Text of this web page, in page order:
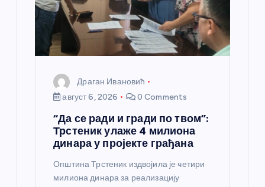
Драган Ивановић
август 6, 2026
0 Comments
“Да се ради и гради по твом”:
Трстеник улаже 4 милиона
динара у пројекте грађана
Општина Трстеник издвојила је четири
милиона динара за реализацију